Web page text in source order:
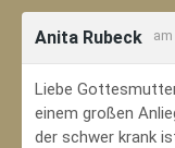
Anita Rubeck
Liebe
einem großen
der schwer krank